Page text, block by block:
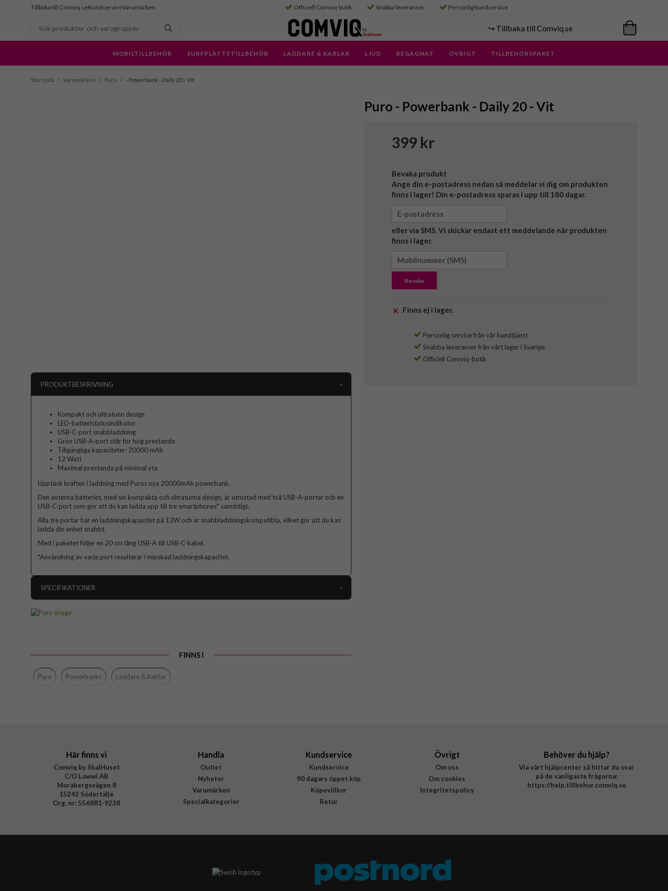
Tillbaka till Comviq.seKundserviceVarumärken Officiell Comviq-butik Snabba leveranser Personlig kundservice
↪️ Tillbaka till Comviq.se
MOBILTILLBEHÖR SURFPLATTETILLBEHÖR LADDARE & KABLAR LJUD BEGAGNAT ÖVRIGT TILLBEHÖRSPAKET
Startsida / Varumärken / Puro / - Powerbank - Daily 20 - Vit
Puro - Powerbank - Daily 20 - Vit
399 kr
Bevaka produkt
Ange din e-postadress nedan så meddelar vi dig om produkten
finns i lager! Din e-postadress sparas i upp till 180 dagar.
eller via SMS. Vi skickar endast ett meddelande när produkten
finns i lager.
Bevaka
Finns ej i lager.
Personlig service från vår kundtjänst
Snabba leveranser från vårt lager i Sverige
Officiell Comviq-butik
PRODUKTBESKRIVNING
Kompakt och ultratunn design
LED-batteristatusindikator
USB-C-port snabbladdning
Grön USB-A-port står för hög prestanda
Tillgängliga kapaciteter: 20000 mAh
12 Watt
Maximal prestanda på minimal yta
Upptäck kraften i laddning med Puros nya 20000mAh powerbank.
Den externa batteriet, med sin kompakta och ultratunna design, är utrustad med två USB-A-portar och en
USB-C-port som gör att du kan ladda upp till tre smartphones* samtidigt.
Alla tre portar har en laddningskapacitet på 12W och är snabbladdningskompatibla, vilket gör att du kan
ladda din enhet snabbt.
Med i paketet följer en 20 cm lång USB-A till USB-C-kabel.
*Användning av varje port resulterar i minskad laddningskapacitet.
SPECIFIKATIONER
Varumärke
Puro
Tillverkarens art nr
FINNS I
Puro Powerbanks Laddare & Kablar
Här finns vi
Comviq by SkalHuset
C/O Lowwi AB
Morabergsvägen 8
15242 Södertälje
Org. nr: 556881-9238
Handla
Outlet
Nyheter
Varumärken
Specialkategorier
Kundservice
Kundservice
90 dagars öppet köp
Köpevillkor
Retur
Övrigt
Om oss
Om cookies
Integritetspolicy
Behöver du hjälp?
Via vårt hjälpcenter så hittar du svar
på de vanligaste frågorna:
https://help.tillbehor.comviq.se